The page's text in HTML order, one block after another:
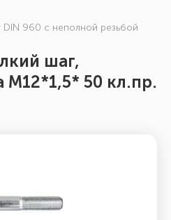
DIN 960 с неполной резьбой
шаг,
M12*1,5* 50 кл.пр.